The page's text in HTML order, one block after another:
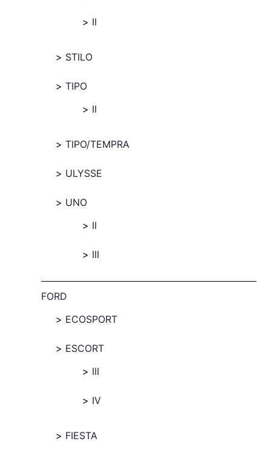
II
STILO
TIPO
II
TIPO/TEMPRA
ULYSSE
UNO
II
III
FORD
ECOSPORT
ESCORT
III
IV
FIESTA